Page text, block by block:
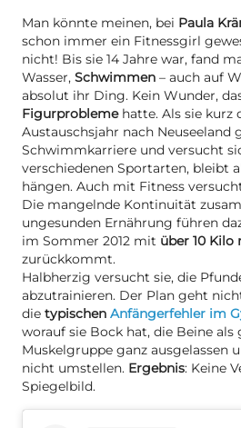
Man könnte meinen, bei Paula
schon immer ein Fitnessgirl
nicht! Bis sie 14 Jahre war, fand
Wasser, Schwimmen – auch auf
absolut ihr Ding. Kein Wunder,
Figurproblemehatte. Als sie kurz
Austauschsjahr nach Neuseeland
Schwimmkarriere und versucht
verschiedenen Sportarten, bleibt
hängen. Auch mit Fitness
Die mangelnde Kontinuität
ungesunden Ernährung führen
im Sommer 2012 mit über 10 Kilo
zurückkommt.
Halbherzig versucht sie, die
abzutrainieren. Der Plan geht
die typischen Anfängerfehler im
worauf sie Bock hat, die Beine
Muskelgruppe ganz ausgelassen
nicht umstellen. Ergebnis: Keine
Spiegelbild.